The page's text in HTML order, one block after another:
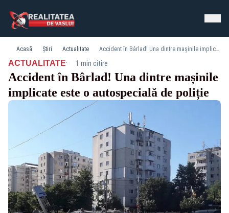
Acasă Știri Actualitate Accident în Bârlad! Una dintre mașinile implicate este o autospecială de poliție
ACTUALITATE· 1 min citire
Accident în Bârlad! Una dintre mașinile
implicate este o autospecială de poliție